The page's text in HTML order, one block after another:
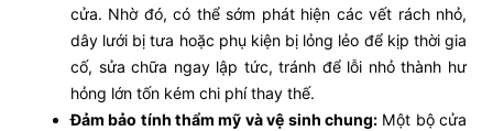
cửa. Nhờ đó, có thể sớm phát hiện các vết rách nhỏ,
dây lưới bị tưa hoặc phụ kiện bị lỏng lẻo để kịp thời gia
cố, sửa chữa ngay lập tức, tránh để lỗi nhỏ thành hư
hỏng lớn tốn kém chi phí thay thế.
Đảm bảo tính thẩm mỹ và vệ sinh chung:Một bộ cửa